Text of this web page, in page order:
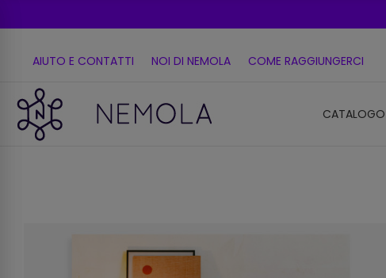
AIUTO E CONTATTI NOI DI NEMOLA COME RAGGIUNGERCI
CATALOGO